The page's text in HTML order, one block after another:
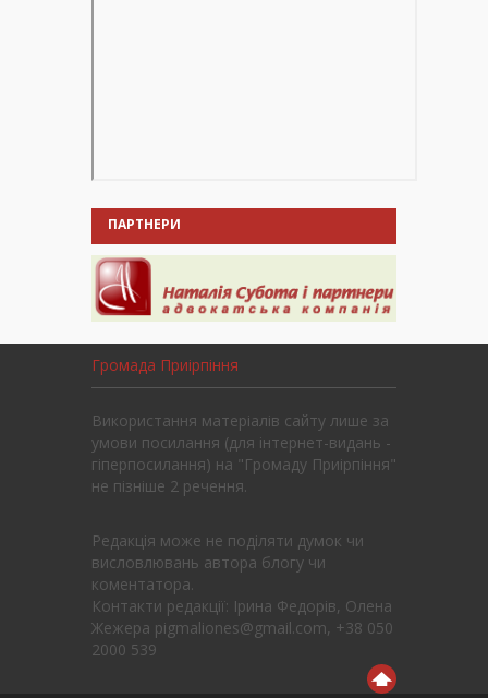
ПАРТНЕРИ
Громада Приірпіння
Використання матеріалів сайту лише за
умови посилання (для інтернет-видань -
гіперпосилання) на "Громаду Приірпіння"
не пізніше 2 речення.
Редакція може не поділяти думок чи
висловлювань автора блогу чи
коментатора.
Контакти редакції: Ірина Федорів, Олена
Жежера pigmaliones@gmail.com, +38 050
2000 539